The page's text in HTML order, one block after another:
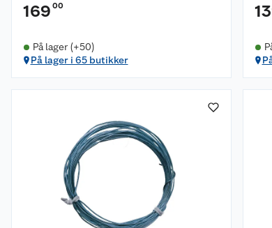
169 00
På lager (+50)
På lager i 65 butikker